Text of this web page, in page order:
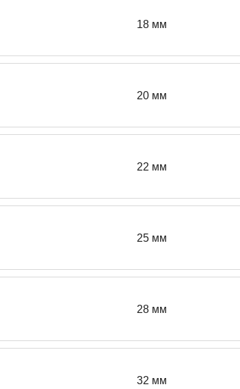
18 мм
20 мм
22 мм
25 мм
28 мм
32 мм